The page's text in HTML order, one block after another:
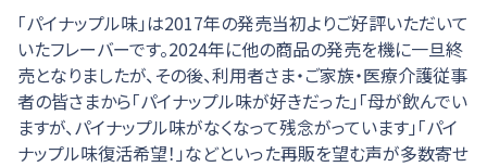
「パイナップル味」は2017年の発売当初よりご好評いただいて
いたフレーバーです。2024年に他の商品の発売を機に一旦終
売となりましたが、その後、利用者さま・ご家族・医療介護従事
者の皆さまから「パイナップル味が好きだった」「母が飲んでい
ますが、パイナップル味がなくなって残念がっています」「パイ
ナップル味復活希望！」などといった再販を望む声が多数寄せ